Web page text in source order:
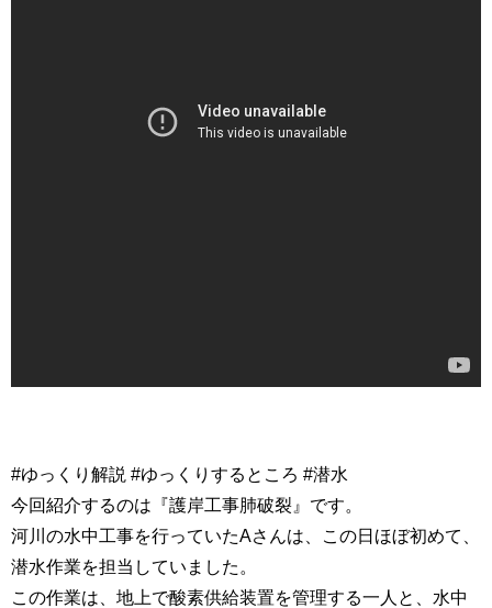
#ゆっくり解説 #ゆっくりするところ #潜水
今回紹介するのは『護岸工事肺破裂』です。
河川の水中工事を行っていたAさんは、この日ほぼ初めて、
潜水作業を担当していました。
この作業は、地上で酸素供給装置を管理する一人と、水中